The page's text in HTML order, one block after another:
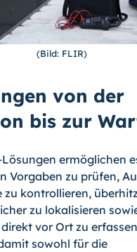
(Bild: FLIR)
von der
bis zur
ermöglichen
Vorgaben zu prüfen,
zu kontrollieren,
zu lokalisieren
vor Ort zu
sowohl für die